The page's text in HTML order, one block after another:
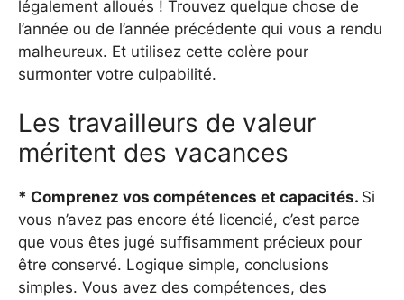
légalement alloués ! Trouvez quelque chose de
l’année ou de l’année précédente qui vous a rendu
malheureux. Et utilisez cette colère pour
surmonter votre culpabilité.
Les travailleurs de valeur
méritent des vacances
* Comprenez vos compétences et capacités. Si
vous n’avez pas encore été licencié, c’est parce
que vous êtes jugé suffisamment précieux pour
être conservé. Logique simple, conclusions
simples. Vous avez des compétences, des